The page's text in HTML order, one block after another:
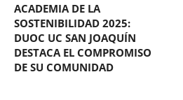
ACADEMIA DE LA
SOSTENIBILIDAD 2025:
DUOC UC SAN JOAQUÍN
DESTACA EL COMPROMISO
DE SU COMUNIDAD